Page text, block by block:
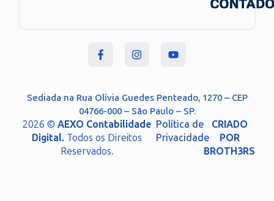
Sediada na Rua Olívia Guedes Penteado, 1270 – CEP
04766-000 – São Paulo – SP.
2026 ©AEXO Contabilidade
Digital. Todos os Direitos
Reservados.
Política de
Privacidade
CRIADO
POR
BROTH3RS